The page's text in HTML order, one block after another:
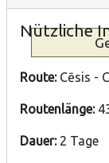
Nützliche
Route: Cēsis -
Routenlänge:
Dauer:2 Tage